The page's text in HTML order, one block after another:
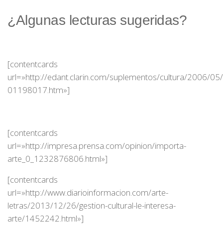
¿Algunas lecturas sugeridas?
[contentcards
url=»http://edant.clarin.com/suplementos/cultura/2006/
01198017.htm»]
[contentcards
url=»http://impresa.prensa.com/opinion/importa-
arte_0_1232876806.html»]
[contentcards
url=»http://www.diarioinformacion.com/arte-
letras/2013/12/26/gestion-cultural-le-interesa-
arte/1452242.html»]